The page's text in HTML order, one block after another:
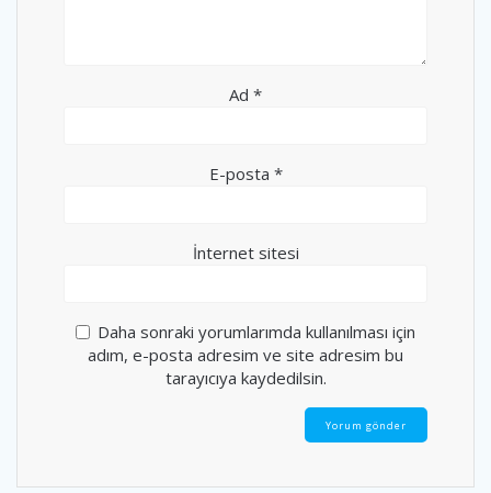
Ad *
E-posta *
İnternet sitesi
Daha sonraki yorumlarımda kullanılması için
adım, e-posta adresim ve site adresim bu
tarayıcıya kaydedilsin.